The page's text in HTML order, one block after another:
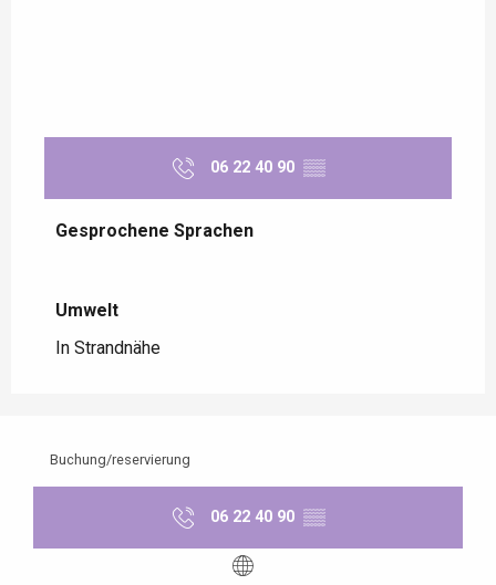
06 22 40 90 ▒▒
Gesprochene Sprachen
Gesprochene Sprachen
Umwelt
Umwelt
In Strandnähe
Buchung/reservierung
06 22 40 90 ▒▒